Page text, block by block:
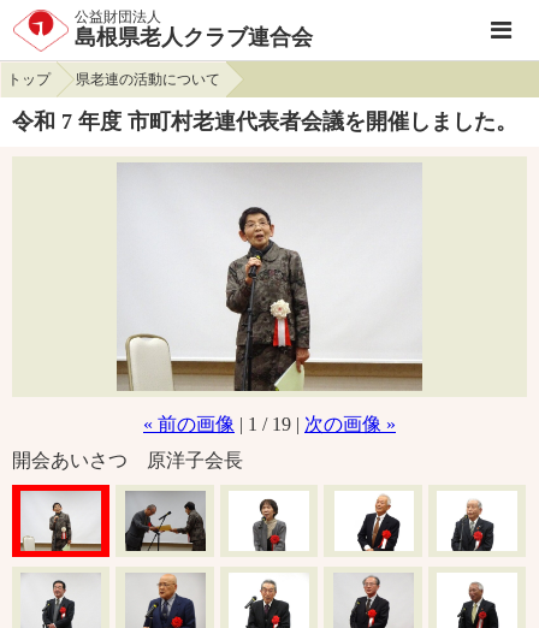
公益財団法人
島根県老人クラブ連合会
トップ 県老連の活動について
令和 7 年度 市町村老連代表者会議を開催しました。
« 前の画像 | 1 / 19 | 次の画像 »
開会あいさつ 原洋子会長